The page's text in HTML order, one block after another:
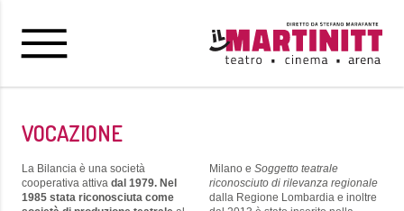
VOCAZIONE
La Bilancia è una società
cooperativa attiva dal 1979. Nel
1985 stata riconosciuta come
Milano e Soggetto teatrale
riconosciuto di rilevanza regionale
dalla Regione Lombardia e inoltre